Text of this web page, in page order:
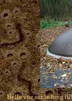
Belle vue sur le long